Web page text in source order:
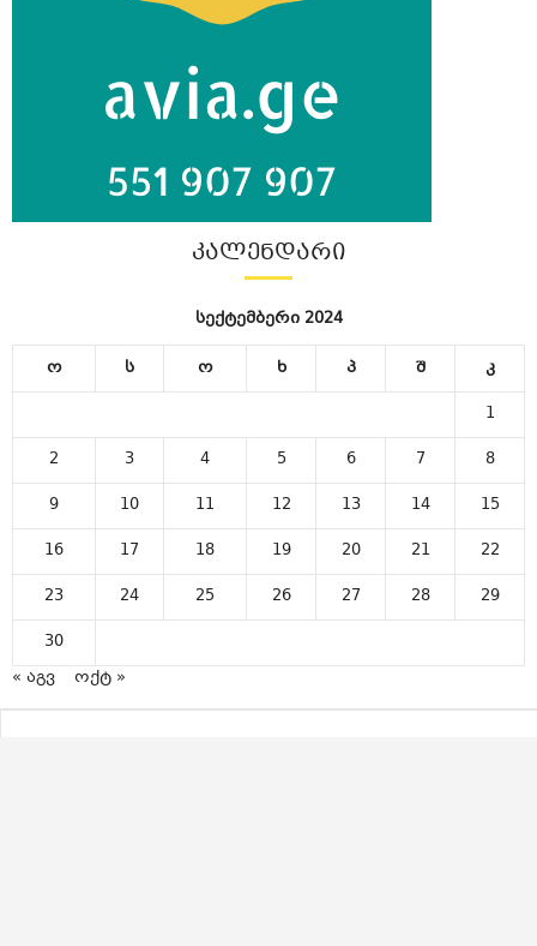
ᲙᲐᲚᲔᲜᲓᲐᲠᲘ
სექტემბერი 2024
ო ს ო ხ პ შ
კ
1
2
3 4 5 6 7
8
9
10 11 12 13 14
15
16
17 18 19 20 21
22
23
24 25 26 27 28
29
30
« აგვ
ოქტ »